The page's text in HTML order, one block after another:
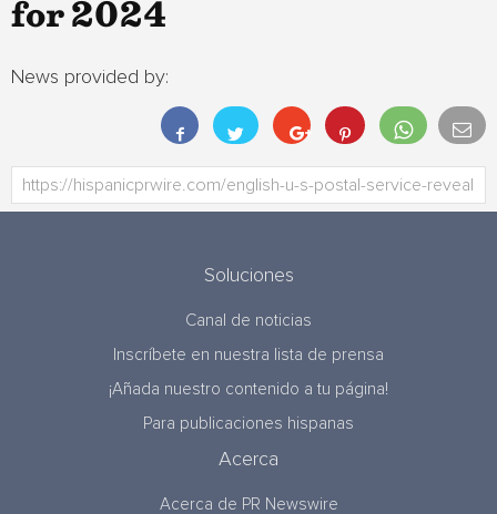
for 2024
News provided by:
Soluciones
Canal de noticias
Inscríbete en nuestra lista de prensa
¡Añada nuestro contenido a tu página!
Para publicaciones hispanas
Acerca
Acerca de PR Newswire